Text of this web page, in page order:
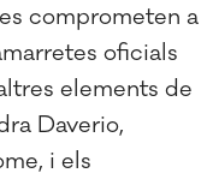
comprometen a
oficials
elements de
Daverio,
i els